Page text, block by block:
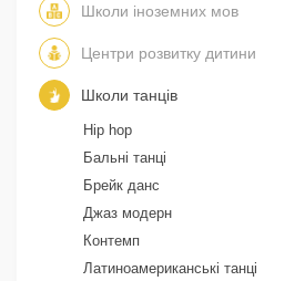
Школи іноземних мов
Центри розвитку дитини
Школи танців
Hip hop
Бальні танці
Брейк данс
Джаз модерн
Контемп
Латиноамериканські танці